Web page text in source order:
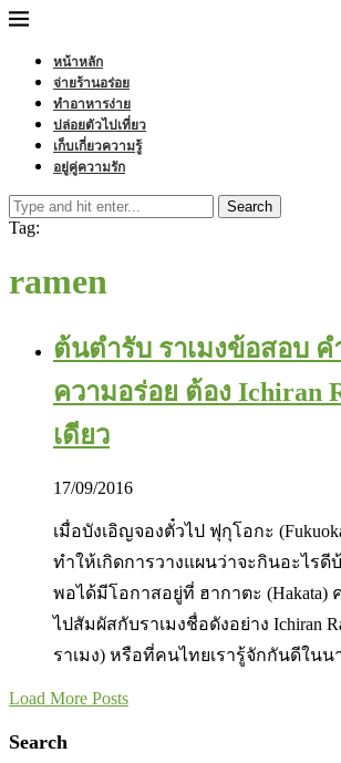
หน้าหลัก
จ่ายร้านอร่อย
ทำอาหารง่าย
ปล่อยตัวไปเที่ยว
เก็บเกี่ยวความรู้
อยู่คู่ความรัก
Search
Tag:
ramen
ต้นตำรับ ราเมงข้อสอบ
ความอร่อย ต้อง Ichiran
เดียว
17/09/2016
เมื่อบังเอิญจองตั๋วไป ฟุกุโอกะ
ทำให้เกิดการวางแผนว่าจะกินอะไรดี
พอได้มีโอกาสอยู่ที่ ฮากาตะ (Hakata)
ไปสัมผัสกับราเมงชื่อดังอย่าง Ichiran
ราเมง) หรือที่คนไทยเรารู้จักกันดีในน
Load More Posts
Search